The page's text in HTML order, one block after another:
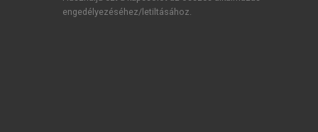
engedélyezéséhez/letiltásához.